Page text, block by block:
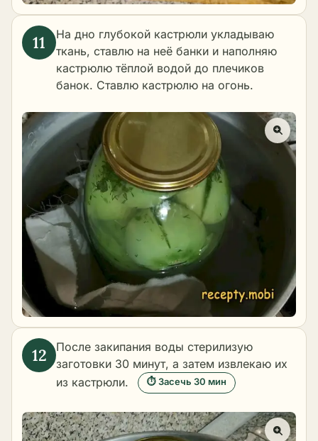
На дно глубокой кастрюли укладываю
ткань, ставлю на неё банки и наполняю
кастрюлю тёплой водой до плечиков
банок. Ставлю кастрюлю на огонь.
После закипания воды стерилизую
заготовки 30 минут, а затем извлекаю их
из кастрюли.
⏱ Засечь 30 мин